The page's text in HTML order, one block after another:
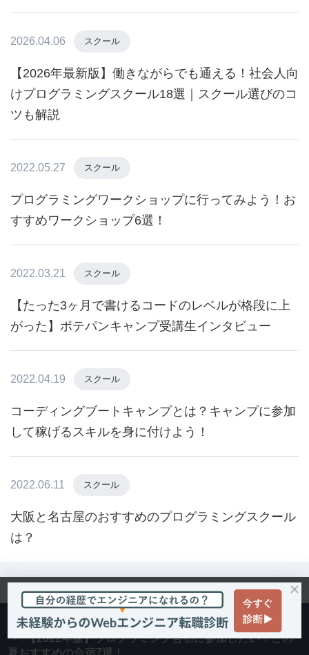
2026.04.06 スクール
【2026年最新版】働きながらでも通える！社会人向
けプログラミングスクール18選｜スクール選びのコ
ツも解説
2022.05.27 スクール
プログラミングワークショップに行ってみよう！お
すすめワークショップ6選！
2022.03.21 スクール
【たった3ヶ月で書けるコードのレベルが格段に上
がった】ポテパンキャンプ受講生インタビュー
2022.04.19 スクール
コーディングブートキャンプとは？キャンプに参加
して稼げるスキルを身に付けよう！
2022.06.11 スクール
大阪と名古屋のおすすめのプログラミングスクール
は？
HOME その他
スクール
【2022年版】プログラミング合宿に参加したい！この